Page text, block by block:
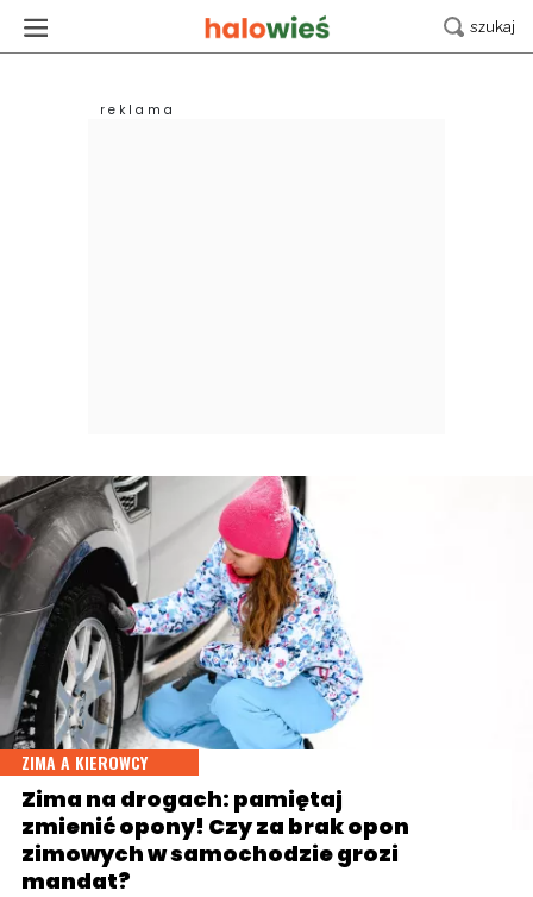
ZIMA A KIEROWCY
Zima na drogach: pamiętaj
zmienić opony! Czy za brak opon
zimowych w samochodzie grozi
mandat?